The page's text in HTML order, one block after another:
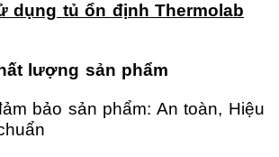
dụng tủ ổn định Thermolab
lượng sản phẩm
bảo sản phẩm: An toàn, Hiệu